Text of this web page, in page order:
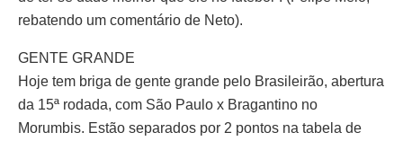
rebatendo um comentário de Neto).
GENTE GRANDE
Hoje tem briga de gente grande pelo Brasileirão, abertura
da 15ª rodada, com São Paulo x Bragantino no
Morumbis. Estão separados por 2 pontos na tabela de